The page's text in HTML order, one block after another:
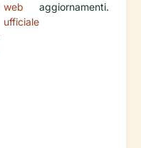
web
ufficiale
aggiornamenti.